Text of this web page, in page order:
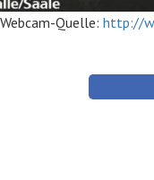
Webcam-Quelle: http://